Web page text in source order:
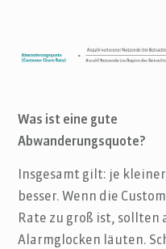
Was ist eine gute
Abwanderungsquote?
Insgesamt gilt: je
besser. Wenn die
Rate zu groß ist, sollten
Alarmglocken läuten.